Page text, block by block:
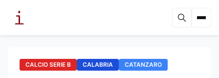
CALCIO SERIE B CALABRIA CATANZARO